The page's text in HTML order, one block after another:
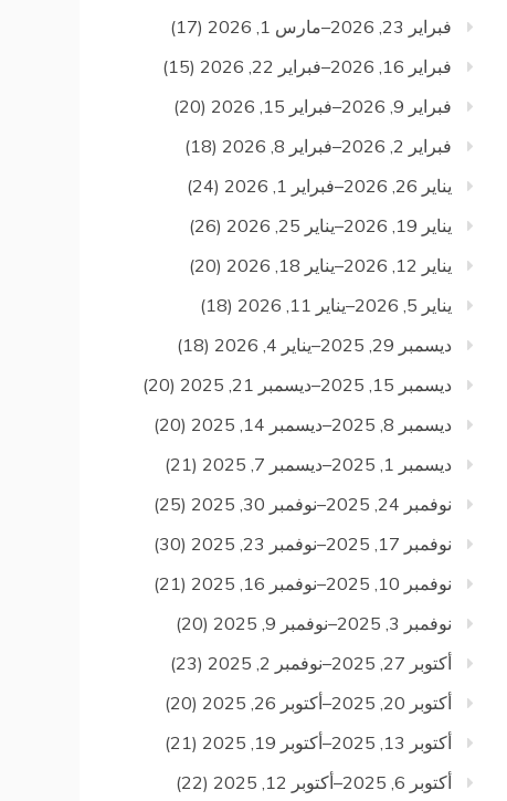
فبراير 23, 2026–مارس 1, 2026
(17)
فبراير 16, 2026–فبراير 22, 2026
(15)
فبراير 9, 2026–فبراير 15, 2026
(20)
فبراير 2, 2026–فبراير 8, 2026
(18)
يناير 26, 2026–فبراير 1, 2026
(24)
يناير 19, 2026–يناير 25, 2026
(26)
يناير 12, 2026–يناير 18, 2026
(20)
يناير 5, 2026–يناير 11, 2026
(18)
ديسمبر 29, 2025–يناير 4, 2026
(18)
ديسمبر 15, 2025–ديسمبر 21, 2025
(20)
ديسمبر 8, 2025–ديسمبر 14, 2025
(20)
ديسمبر 1, 2025–ديسمبر 7, 2025
(21)
نوفمبر 24, 2025–نوفمبر 30, 2025
(25)
نوفمبر 17, 2025–نوفمبر 23, 2025
(30)
نوفمبر 10, 2025–نوفمبر 16, 2025
(21)
نوفمبر 3, 2025–نوفمبر 9, 2025
(20)
أكتوبر 27, 2025–نوفمبر 2, 2025
(23)
أكتوبر 20, 2025–أكتوبر 26, 2025
(20)
أكتوبر 13, 2025–أكتوبر 19, 2025
(21)
أكتوبر 6, 2025–أكتوبر 12, 2025
(22)